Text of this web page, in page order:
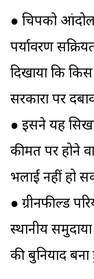
● चिपको
पर्यावरण
दिखाया कि
सरकारों पर
● इसने यह
कीमत पर होने
भलाई नहीं हो
● ग्रीनफील्ड
स्थानीय
की बुनियाद